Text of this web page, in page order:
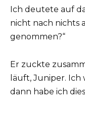
Ich deutete auf
nicht nach nichts
genommen?“
Er zuckte
läuft, Juniper.
dann habe ich